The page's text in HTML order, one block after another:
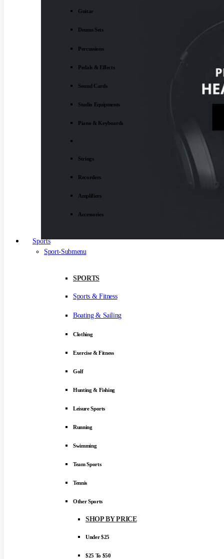
Guitar
Drums Sets
Percussions
Pedals & Effects
Sound Cards
Studio Equipments
Piano & Keyboards
Strings
Recorders
Amplifiers
Accessories
Sports
Sport-Submenu
SPORTS
Sports & Fitness
Boating & Sailing
Clothing
Exercise & Fitness
Golf
Hunting & Fishing
Leisure Sports
Running
Swimming
Team Sports
Tennis
Other Sports
SHOP BY PRICE
Under $25
$25 To $50